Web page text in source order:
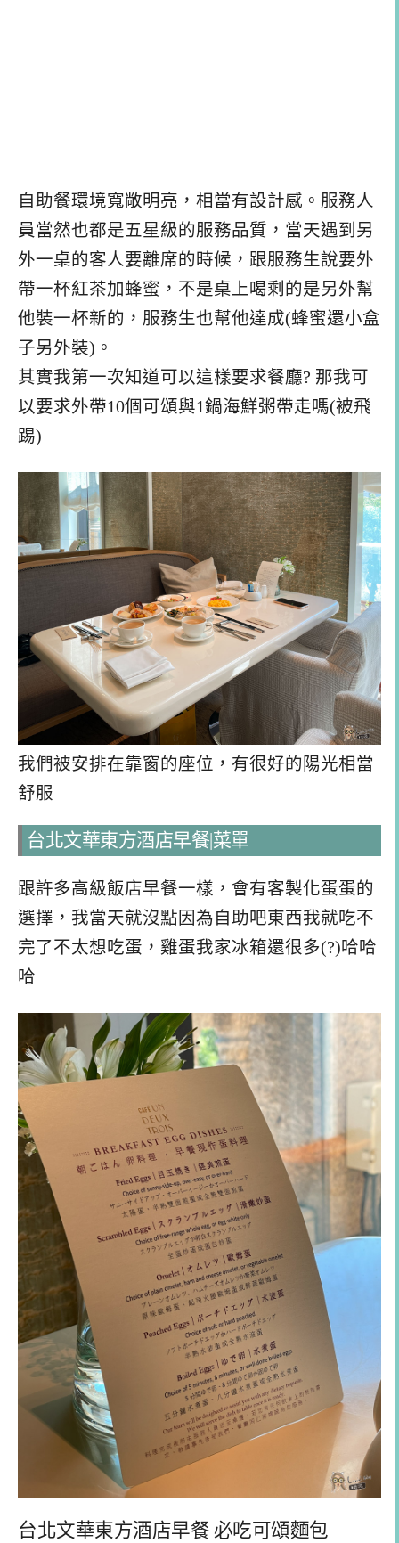
自助餐環境寬敞明亮，相當有設計感。服務人
員當然也都是五星級的服務品質，當天遇到另
外一桌的客人要離席的時候，跟服務生說要外
帶一杯紅茶加蜂蜜，不是桌上喝剩的是另外幫
他裝一杯新的，服務生也幫他達成(蜂蜜還小盒
子另外裝)。
其實我第一次知道可以這樣要求餐廳? 那我可
以要求外帶10個可頌與1鍋海鮮粥帶走嗎(被飛
踢)
我們被安排在靠窗的座位，有很好的陽光相當
舒服
台北文華東方酒店早餐|菜單
跟許多高級飯店早餐一樣，會有客製化蛋蛋的
選擇，我當天就沒點因為自助吧東西我就吃不
完了不太想吃蛋，雞蛋我家冰箱還很多(?)哈哈
哈
台北文華東方酒店早餐 必吃可頌麵包